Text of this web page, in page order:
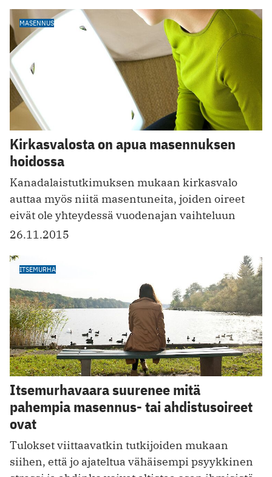
MASENNUS
Kirkasvalosta on apua masennuksen
hoidossa
Kanadalaistutkimuksen mukaan kirkasvalo
auttaa myös niitä masentuneita, joiden oireet
eivät ole yhteydessä vuodenajan vaihteluun
26.11.2015
ITSEMURHA
Itsemurhavaara suurenee mitä
pahempia masennus- tai ahdistusoireet
ovat
Tulokset viittaavatkin tutkijoiden mukaan
siihen, että jo ajateltua vähäisempi psyykkinen